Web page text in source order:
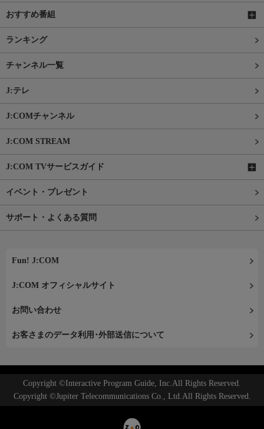
おすすめ番組
ランキング
チャンネル一覧
J:テレ
J:COMチャンネル
J:COM STREAM
J:COM TVサービスガイド
イベント・プレゼント
サポート・よくある質問
Fun! J:COM
J:COM オフィシャルサイト
お問い合わせ
お客さまのデータ利用･外部送信について
Copyright ©Interactive Program Guide, Inc.All Rights Reserved.
Copyright ©Jupiter Telecommunications Co., Ltd.All Rights Reserved.